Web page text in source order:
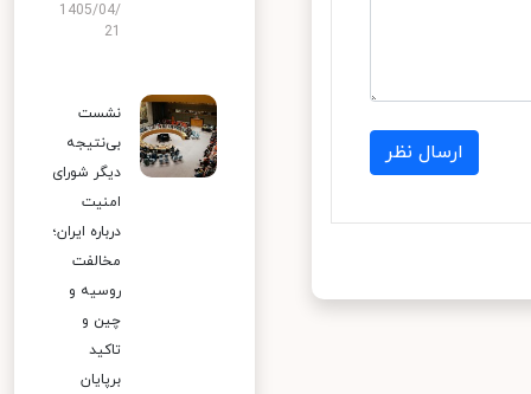
ارسال نظر
1405/04/
نشست
بی‌نتیجه
دیگر شورای
امنیت
درباره ایران؛
مخالفت
روسیه و
چین و
تاکید
برپایان